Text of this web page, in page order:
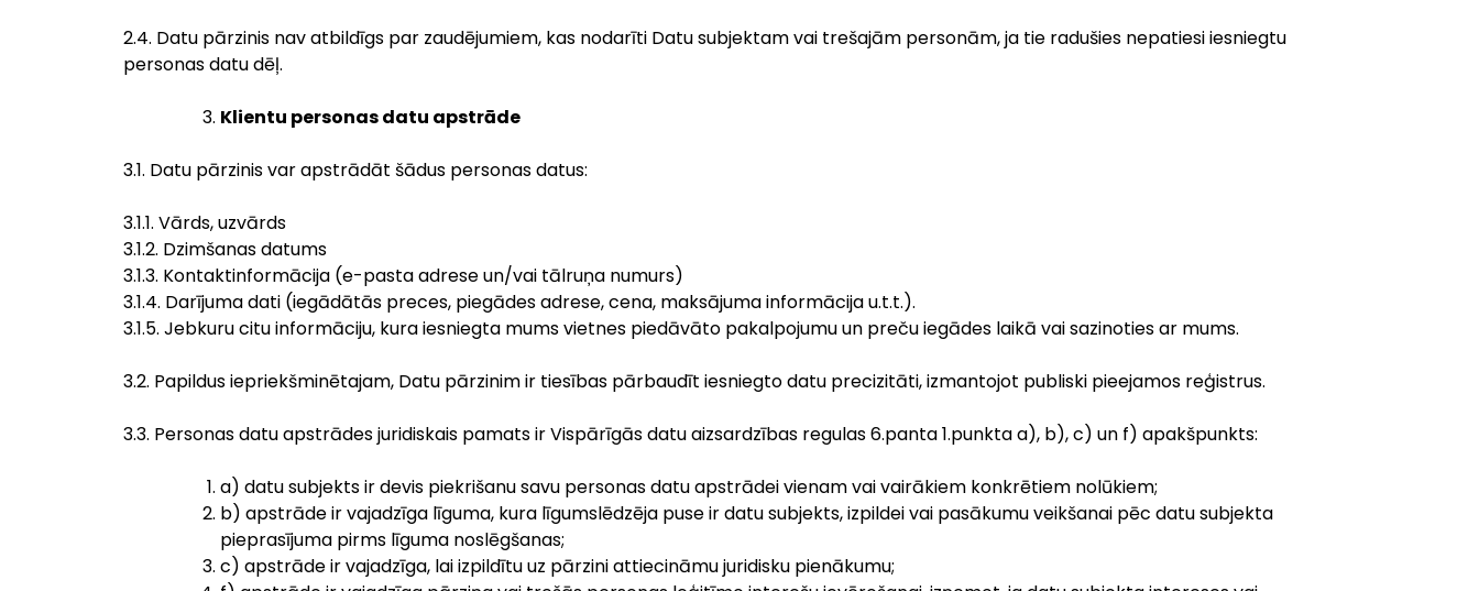
2.4. Datu pārzinis nav atbildīgs par zaudējumiem, kas nodarīti Datu subjektam vai trešajām personām, ja tie radušies nepatiesi iesniegtu
personas datu dēļ.
Klientu personas datu apstrāde
3.1. Datu pārzinis var apstrādāt šādus personas datus:
3.1.1. Vārds, uzvārds
3.1.2. Dzimšanas datums
3.1.3. Kontaktinformācija (e-pasta adrese un/vai tālruņa numurs)
3.1.4. Darījuma dati (iegādātās preces, piegādes adrese, cena, maksājuma informācija u.t.t.).
3.1.5. Jebkuru citu informāciju, kura iesniegta mums vietnes piedāvāto pakalpojumu un preču iegādes laikā vai sazinoties ar mums.
3.2. Papildus iepriekšminētajam, Datu pārzinim ir tiesības pārbaudīt iesniegto datu precizitāti, izmantojot publiski pieejamos reģistrus.
3.3. Personas datu apstrādes juridiskais pamats ir Vispārīgās datu aizsardzības regulas 6.panta 1.punkta a), b), c) un f) apakšpunkts:
a) datu subjekts ir devis piekrišanu savu personas datu apstrādei vienam vai vairākiem konkrētiem nolūkiem;
b) apstrāde ir vajadzīga līguma, kura līgumslēdzēja puse ir datu subjekts, izpildei vai pasākumu veikšanai pēc datu subjekta
pieprasījuma pirms līguma noslēgšanas;
c) apstrāde ir vajadzīga, lai izpildītu uz pārzini attiecināmu juridisku pienākumu;